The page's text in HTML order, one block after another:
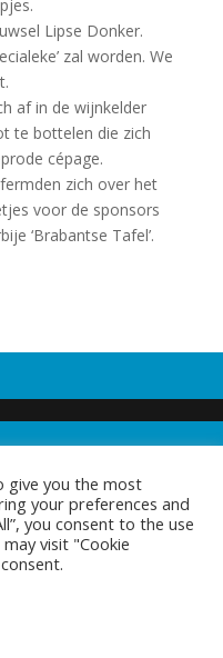
Lipse Donker.
zal worden. We
af in de wijnkelder
te bottelen die zich
cépage.
zich over het
voor de sponsors
‘Brabantse Tafel’.
give you the most
your preferences and
you consent to the use
visit "Cookie